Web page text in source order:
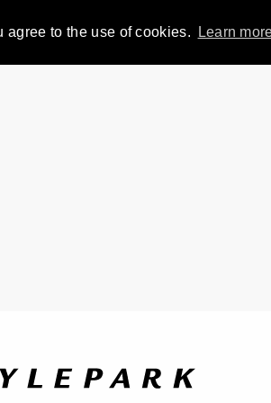
agree to the use of cookies. Learn